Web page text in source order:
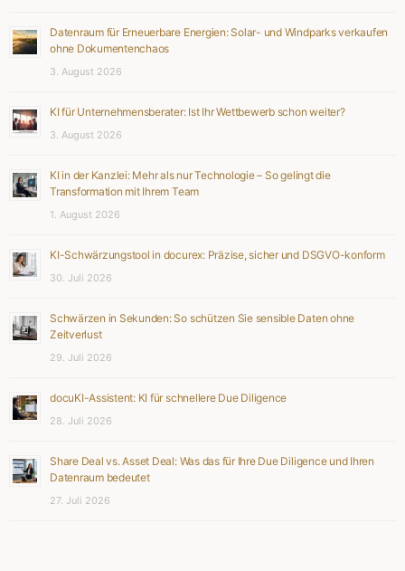
Datenraum für Erneuerbare Energien: Solar- und Windparks verkaufen
ohne Dokumentenchaos
3. August 2026
KI für Unternehmensberater: Ist Ihr Wettbewerb schon weiter?
3. August 2026
KI in der Kanzlei: Mehr als nur Technologie – So gelingt die
Transformation mit Ihrem Team
1. August 2026
KI-Schwärzungstool in docurex: Präzise, sicher und DSGVO-konform
30. Juli 2026
Schwärzen in Sekunden: So schützen Sie sensible Daten ohne
Zeitverlust
29. Juli 2026
docuKI-Assistent: KI für schnellere Due Diligence
28. Juli 2026
Share Deal vs. Asset Deal: Was das für Ihre Due Diligence und Ihren
Datenraum bedeutet
27. Juli 2026